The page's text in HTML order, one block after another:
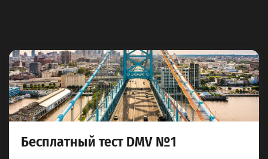
Бесплатный тест DMV №1